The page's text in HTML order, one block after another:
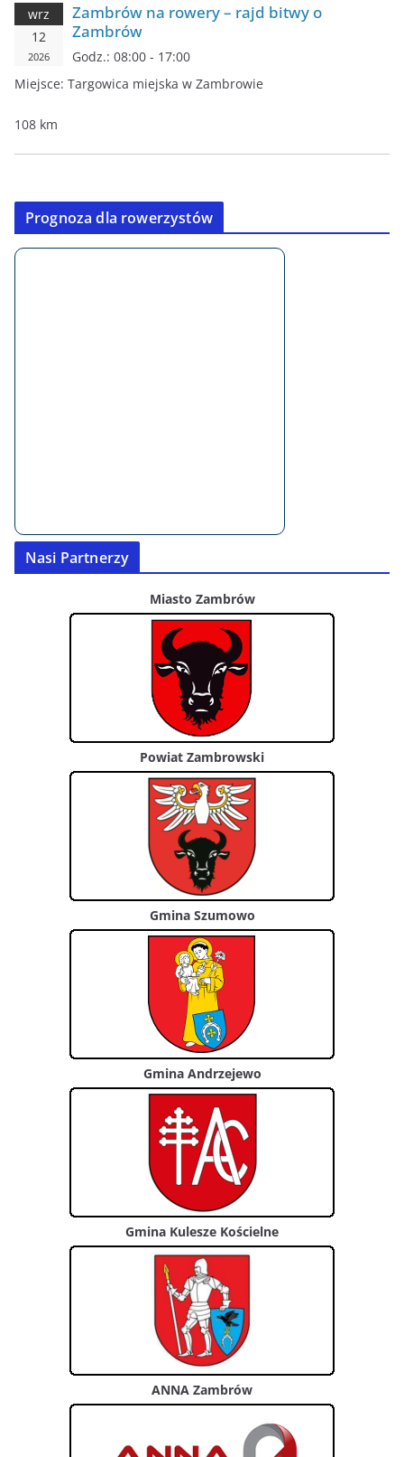
wrz
12
2026
Zambrów na rowery – rajd bitwy o
Zambrów
Godz.: 08:00 - 17:00
Miejsce: Targowica miejska w Zambrowie
108 km
Prognoza dla rowerzystów
Nasi Partnerzy
Miasto Zambrów
Powiat Zambrowski
Gmina Szumowo
Gmina Andrzejewo
Gmina Kulesze Kościelne
ANNA Zambrów